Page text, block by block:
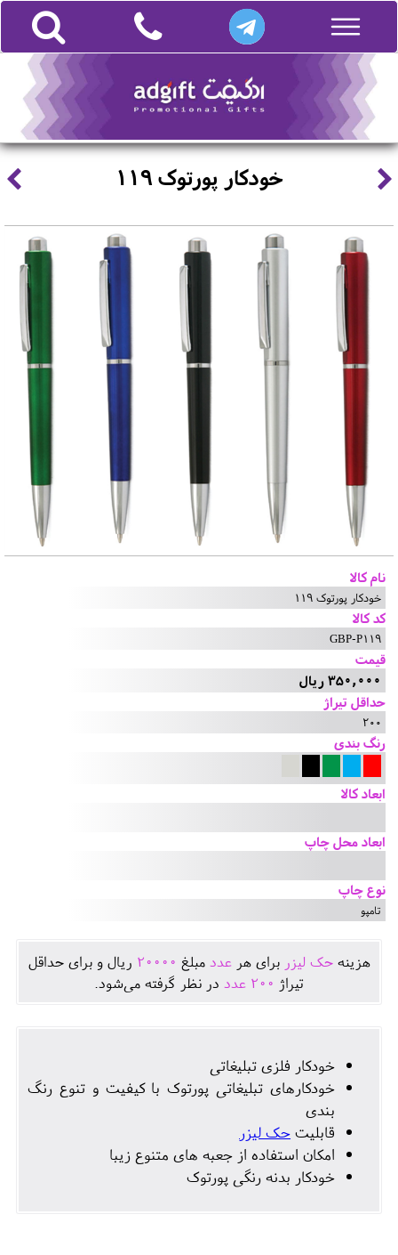
خودکار پورتوک 119
نام کالا
خودکار پورتوک 119
کد کالا
GBP-P119
قیمت
350,000 ریال
حداقل تیراژ
200
رنگ بندی
ابعاد کالا
ابعاد محل چاپ
نوع چاپ
تامپو
هزينهحک لیزر برای هرعدد مبلغ 20000 ريال و برای حداقل
تيراژ 200 عدد در نظر گرفته می‌شود.
خودکار فلزی تبلیغاتی
خودکارهای تبلیغاتی پورتوک با کیفیت و تنوع رنگ
بندی
قابلیت حک لیزر
امکان استفاده از جعبه های متنوع زیبا
خودکار بدنه رنگی پورتوک